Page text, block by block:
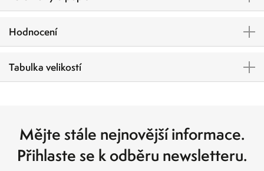
Hodnocení
Tabulka velikostí
Mějte stále nejnovější informace.
Přihlaste se k odběru newsletteru.